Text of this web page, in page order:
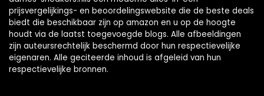
prijsvergelijkings- en beoordelingswebsite die de beste deals
biedt die beschikbaar zijn op amazon en u op de hoogte
houdt via de laatst toegevoegde blogs. Alle afbeeldingen
zijn auteursrechtelijk beschermd door hun respectievelijke
eigenaren. Alle geciteerde inhoud is afgeleid van hun
respectievelijke bronnen.